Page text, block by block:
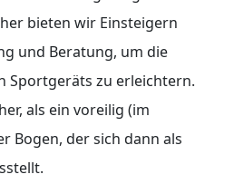
bieten wir Einsteigern
und Beratung, um die
Sportgeräts zu erleichtern.
als ein voreilig (im
Bogen, der sich dann als